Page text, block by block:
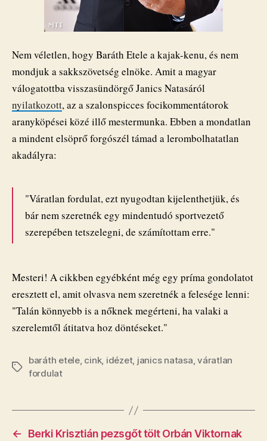
Nem véletlen, hogy Baráth Etele a kajak-kenu, és nem
mondjuk a sakkszövetség elnöke. Amit a magyar
válogatottba visszasündörgő Janics Natasáról
nyilatkozott, az a szalonspicces focikommentátorok
aranyköpései közé illő mestermunka. Ebben a mondatlan
a mindent elsöprő forgószél támad a lerombolhatatlan
akadályra:
"Váratlan fordulat, ezt nyugodtan kijelenthetjük, és
bár nem szeretnék egy mindentudó sportvezető
szerepében tetszelegni, de számítottam erre."
Mesteri! A cikkben egyébként még egy príma gondolatot
eresztett el, amit olvasva nem szeretnék a felesége lenni:
"Talán könnyebb is a nőknek megérteni, ha valaki a
szerelemtől átitatva hoz döntéseket."
Címkék
baráth etele, cink, idézet, janics natasa,váratlan
fordulat
←
Berki Krisztián pezsgőt tölt Orbán Viktornak